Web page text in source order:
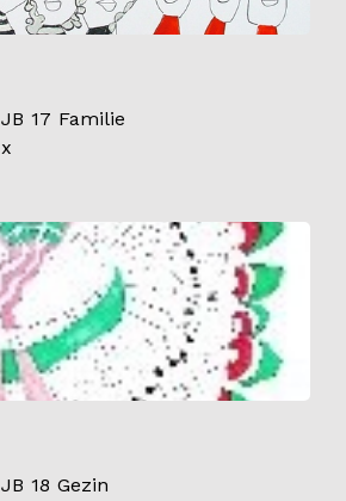
JB 17 Familie
x
JB 18 Gezin